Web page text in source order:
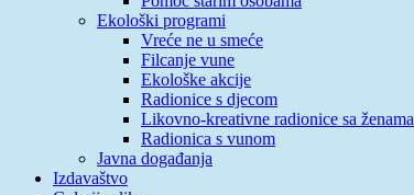
Ekološki programi
Vreće ne u smeće
Filcanje vune
Ekološke akcije
Radionice s djecom
Likovno-kreativne radionice sa ženama
Radionica s vunom
Javna događanja
Izdavaštvo